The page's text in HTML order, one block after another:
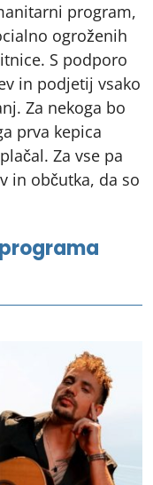
program,
ogroženih
S podporo
in podjetij vsako
Za nekoga bo
prva kepica
Za vse pa
in občutka, da so